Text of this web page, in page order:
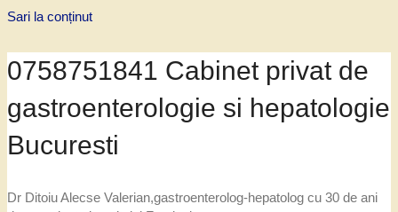
Sari la conținut
0758751841 Cabinet privat de
gastroenterologie si hepatologie
Bucuresti
Dr Ditoiu Alecse Valerian,gastroenterolog-hepatolog cu 30 de ani